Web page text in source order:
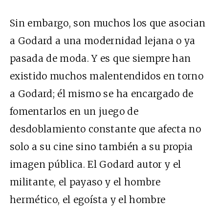
Sin embargo, son muchos los que asocian
a Godard a una modernidad lejana o ya
pasada de moda. Y es que siempre han
existido muchos malentendidos en torno
a Godard; él mismo se ha encargado de
fomentarlos en un juego de
desdoblamiento constante que afecta no
solo a su cine sino también a su propia
imagen pública. El Godard autor y el
militante, el payaso y el hombre
hermético, el egoísta y el hombre